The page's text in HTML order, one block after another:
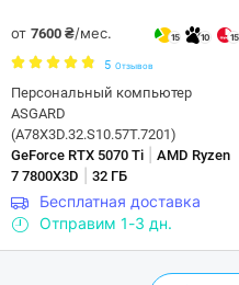
от 7600 ₴/мес. 15 10 15
5 Отзывов
Персональный компьютер
ASGARD
(A78X3D.32.S10.57T.7201)
GeForce RTX 5070 Ti
AMD Ryzen
7 7800X3D
32 ГБ
Бесплатная доставка
Отправим 1-3 дн.